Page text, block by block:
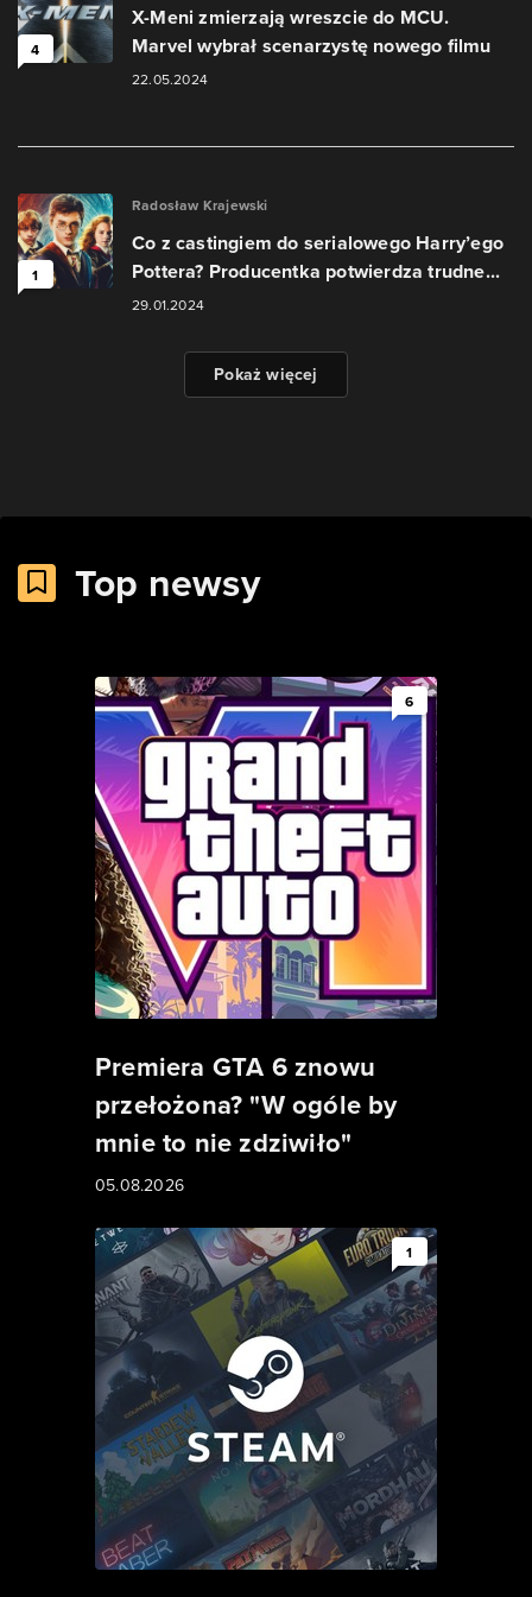
4
X-Meni zmierzają wreszcie do MCU.
Marvel wybrał scenarzystę nowego filmu
22.05.2024
1
Radosław Krajewski
Co z castingiem do serialowego Harry’ego
Pottera? Producentka potwierdza trudne...
29.01.2024
Pokaż więcej
Top newsy
6
Premiera GTA 6 znowu
przełożona? "W ogóle by
mnie to nie zdziwiło"
05.08.2026
1